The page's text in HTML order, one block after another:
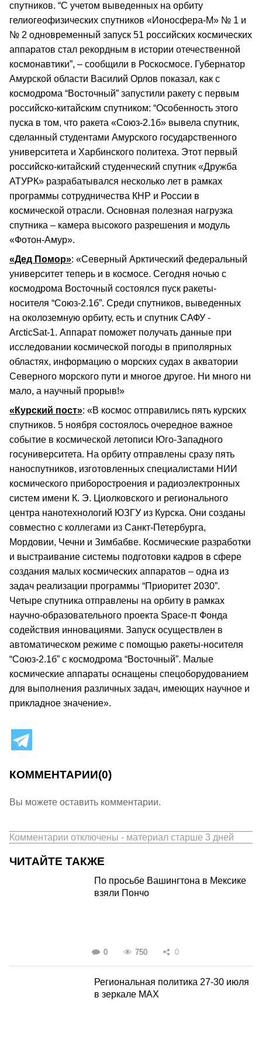
спутников. “С учетом выведенных на орбиту
гелиогеофизических спутников «Ионосфера-М» № 1 и
№ 2 одновременный запуск 51 российских космических
аппаратов стал рекордным в истории отечественной
космонавтики”, – сообщили в Роскосмосе. Губернатор
Амурской области Василий Орлов показал, как с
космодрома “Восточный” запустили ракету с первым
российско-китайским спутником: “Особенность этого
пуска в том, что ракета «Союз-2.1б» вывела спутник,
сделанный студентами Амурского государственного
университета и Харбинского политеха. Этот первый
российско-китайский студенческий спутник «Дружба
АТУРК» разрабатывался несколько лет в рамках
программы сотрудничества КНР и России в
космической отрасли. Основная полезная нагрузка
спутника – камера высокого разрешения и модуль
«Фотон-Амур».
«Дед Помор»: «Северный Арктический федеральный
университет теперь и в космосе. Сегодня ночью с
космодрома Восточный состоялся пуск ракеты-
носителя “Союз-2.1б”. Среди спутников, выведенных
на околоземную орбиту, есть и спутник САФУ -
ArcticSat-1. Аппарат поможет получать данные при
исследовании космической погоды в приполярных
областях, информацию о морских судах в акватории
Северного морского пути и многое другое. Ни много ни
мало, а научный прорыв!»
«Курский пост»: «В космос отправились пять курских
спутников. 5 ноября состоялось очередное важное
событие в космической летописи Юго-Западного
госуниверситета. На орбиту отправлены сразу пять
наноспутников, изготовленных специалистами НИИ
космического приборостроения и радиоэлектронных
систем имени К. Э. Циолковского и регионального
центра нанотехнологий ЮЗГУ из Курска. Они созданы
совместно с коллегами из Санкт-Петербурга,
Мордовии, Чечни и Зимбабве. Космические разработки
и выстраивание системы подготовки кадров в сфере
создания малых космических аппаратов – одна из
задач реализации программы “Приоритет 2030”.
Четыре спутника отправлены на орбиту в рамках
научно-образовательного проекта Space-π Фонда
содействия инновациями. Запуск осуществлен в
автоматическом режиме с помощью ракеты-носителя
“Союз-2.1б” с космодрома “Восточный”. Малые
космические аппараты оснащены спецоборудованием
для выполнения различных задач, имеющих научное и
прикладное значение».
КОММЕНТАРИИ(0)
Вы можете оставить комментарии.
Комментарии отключены - материал старше 3 дней
ЧИТАЙТЕ ТАКЖЕ
По просьбе Вашингтона в Мексике
взяли Пончо
0 750 0
Региональная политика 27-30 июля
в зеркале MAX